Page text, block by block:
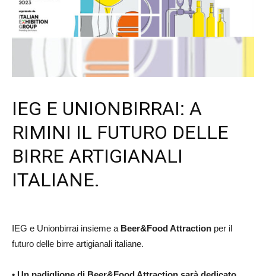
IEG E UNIONBIRRAI: A
RIMINI IL FUTURO DELLE
BIRRE ARTIGIANALI
ITALIANE.
IEG e Unionbirrai insieme a Beer&Food Attraction per il
futuro delle birre artigianali italiane.